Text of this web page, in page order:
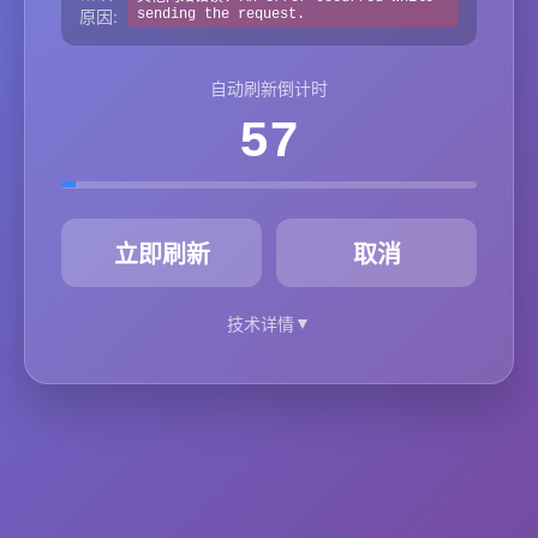
原因:
sending the request.
自动刷新倒计时
57
立即刷新 取消
技术详情▼